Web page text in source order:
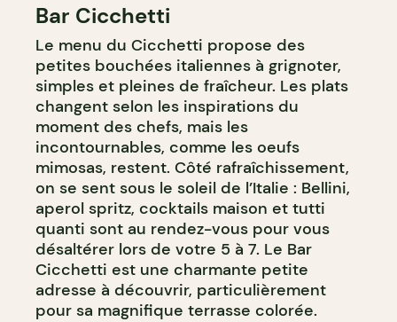
BAR
BAR À VIN
BAR À COCKTAIL
Bar Cicchetti
Le menu du Cicchetti propose des
petites bouchées italiennes à grignoter,
simples et pleines de fraîcheur. Les plats
changent selon les inspirations du
moment des chefs, mais les
incontournables, comme les oeufs
mimosas, restent. Côté rafraîchissement,
on se sent sous le soleil de l’Italie : Bellini,
aperol spritz, cocktails maison et tutti
quanti sont au rendez-vous pour vous
désaltérer lors de votre 5 à 7. Le Bar
Cicchetti est une charmante petite
adresse à découvrir, particulièrement
pour sa magnifique terrasse colorée.